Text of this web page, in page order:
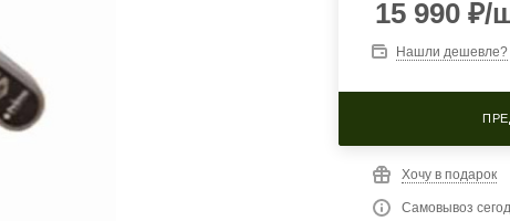
15 990 ₽/
Нашли дешевле?
Хочу в подарок
Самовывоз